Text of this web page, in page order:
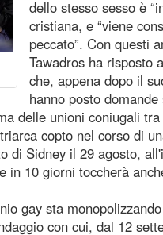
dello stesso sesso è
cristiana, e “viene
peccato”. Con questi
Tawadros ha risposto
che, appena dopo il
hanno posto
delle unioni coniugali
copto nel corso di
di Sidney il 29 agosto,
in 10 giorni toccherà
gay sta
con cui, dal 12